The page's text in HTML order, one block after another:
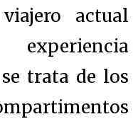
actual
trata de los